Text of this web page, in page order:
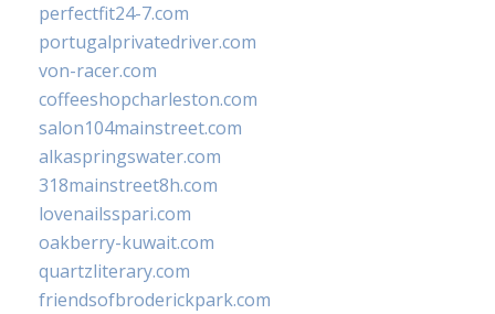
perfectfit24-7.com
portugalprivatedriver.com
von-racer.com
coffeeshopcharleston.com
salon104mainstreet.com
alkaspringswater.com
318mainstreet8h.com
lovenailsspari.com
oakberry-kuwait.com
quartzliterary.com
friendsofbroderickpark.com